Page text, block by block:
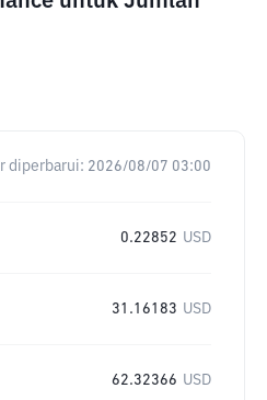
diperbarui: 2026/08/07 03:00
0.22852 USD
31.16183 USD
62.32366 USD